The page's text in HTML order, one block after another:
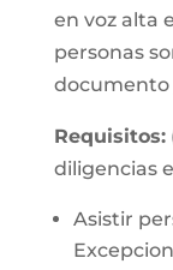
en voz alta
personas
documento
Requisitos:
diligencias
Asistir